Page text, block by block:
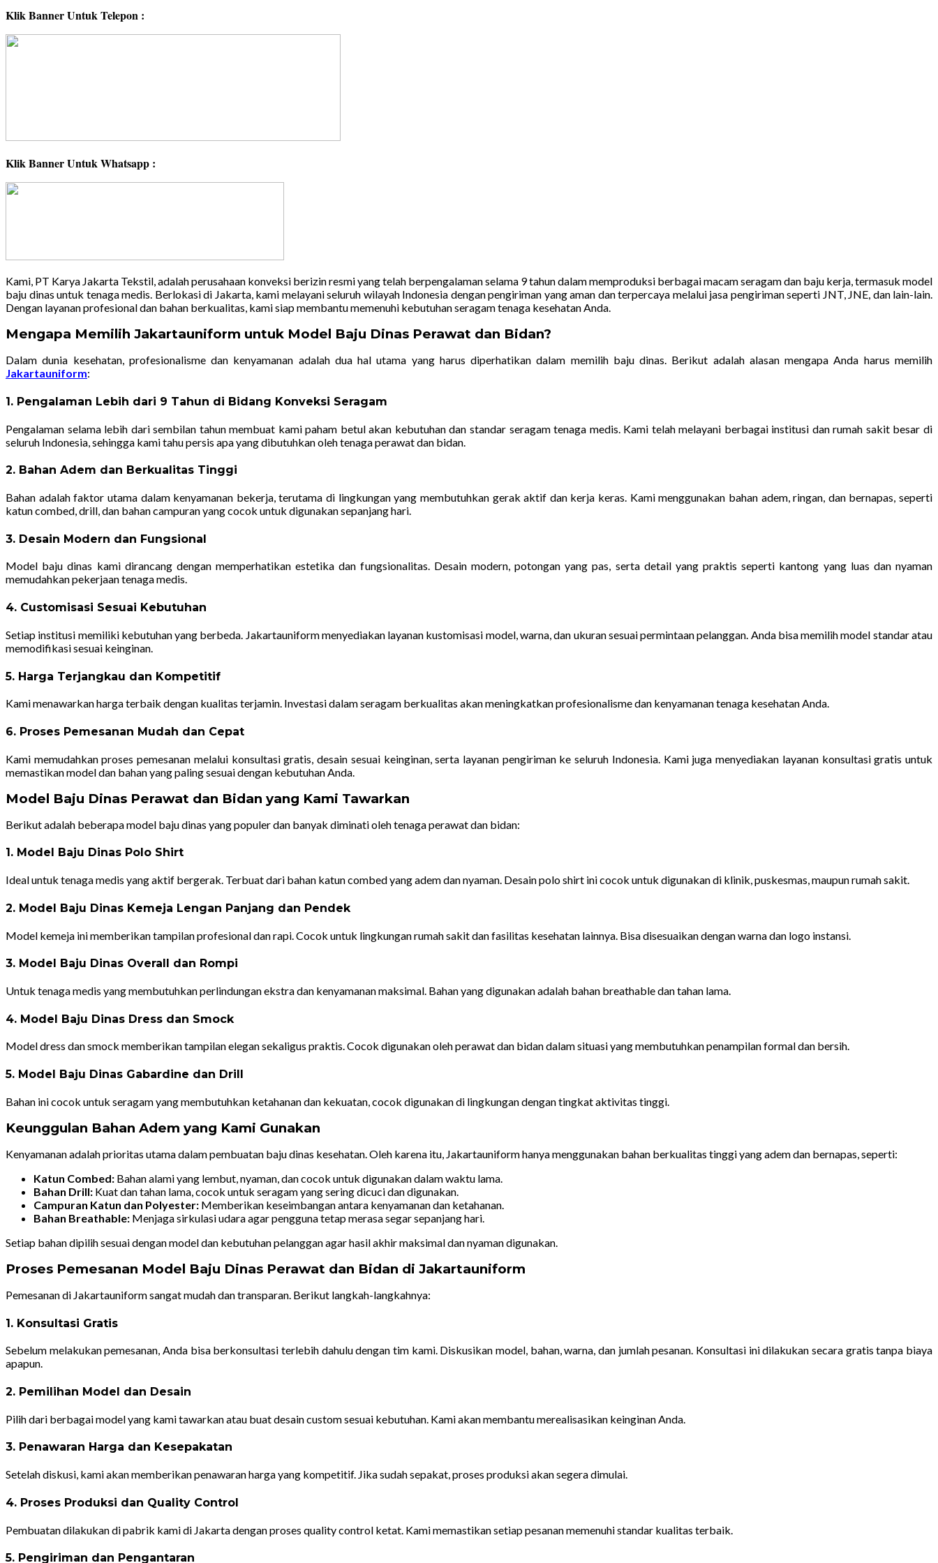
Klik Banner Untuk Telepon :
Klik Banner Untuk Whatsapp :
Kami, PT Karya Jakarta Tekstil, adalah perusahaan konveksi berizin resmi yang telah berpengalaman selama 9 tahun dalam memproduksi berbagai macam seragam dan baju kerja, termasuk model
baju dinas untuk tenaga medis. Berlokasi di Jakarta, kami melayani seluruh wilayah Indonesia dengan pengiriman yang aman dan terpercaya melalui jasa pengiriman seperti JNT, JNE, dan lain-lain.
Dengan layanan profesional dan bahan berkualitas, kami siap membantu memenuhi kebutuhan seragam tenaga kesehatan Anda.
Mengapa Memilih Jakartauniform untuk Model Baju Dinas Perawat dan Bidan?
Dalam dunia kesehatan, profesionalisme dan kenyamanan adalah dua hal utama yang harus diperhatikan dalam memilih baju dinas. Berikut adalah alasan mengapa Anda harus memilih
Jakartauniform:
1. Pengalaman Lebih dari 9 Tahun di Bidang Konveksi Seragam
Pengalaman selama lebih dari sembilan tahun membuat kami paham betul akan kebutuhan dan standar seragam tenaga medis. Kami telah melayani berbagai institusi dan rumah sakit besar di
seluruh Indonesia, sehingga kami tahu persis apa yang dibutuhkan oleh tenaga perawat dan bidan.
2. Bahan Adem dan Berkualitas Tinggi
Bahan adalah faktor utama dalam kenyamanan bekerja, terutama di lingkungan yang membutuhkan gerak aktif dan kerja keras. Kami menggunakan bahan adem, ringan, dan bernapas, seperti
katun combed, drill, dan bahan campuran yang cocok untuk digunakan sepanjang hari.
3. Desain Modern dan Fungsional
Model baju dinas kami dirancang dengan memperhatikan estetika dan fungsionalitas. Desain modern, potongan yang pas, serta detail yang praktis seperti kantong yang luas dan nyaman
memudahkan pekerjaan tenaga medis.
4. Customisasi Sesuai Kebutuhan
Setiap institusi memiliki kebutuhan yang berbeda. Jakartauniform menyediakan layanan kustomisasi model, warna, dan ukuran sesuai permintaan pelanggan. Anda bisa memilih model standar atau
memodifikasi sesuai keinginan.
5. Harga Terjangkau dan Kompetitif
Kami menawarkan harga terbaik dengan kualitas terjamin. Investasi dalam seragam berkualitas akan meningkatkan profesionalisme dan kenyamanan tenaga kesehatan Anda.
6. Proses Pemesanan Mudah dan Cepat
Kami memudahkan proses pemesanan melalui konsultasi gratis, desain sesuai keinginan, serta layanan pengiriman ke seluruh Indonesia. Kami juga menyediakan layanan konsultasi gratis untuk
memastikan model dan bahan yang paling sesuai dengan kebutuhan Anda.
Model Baju Dinas Perawat dan Bidan yang Kami Tawarkan
Berikut adalah beberapa model baju dinas yang populer dan banyak diminati oleh tenaga perawat dan bidan:
1. Model Baju Dinas Polo Shirt
Ideal untuk tenaga medis yang aktif bergerak. Terbuat dari bahan katun combed yang adem dan nyaman. Desain polo shirt ini cocok untuk digunakan di klinik, puskesmas, maupun rumah sakit.
2. Model Baju Dinas Kemeja Lengan Panjang dan Pendek
Model kemeja ini memberikan tampilan profesional dan rapi. Cocok untuk lingkungan rumah sakit dan fasilitas kesehatan lainnya. Bisa disesuaikan dengan warna dan logo instansi.
3. Model Baju Dinas Overall dan Rompi
Untuk tenaga medis yang membutuhkan perlindungan ekstra dan kenyamanan maksimal. Bahan yang digunakan adalah bahan breathable dan tahan lama.
4. Model Baju Dinas Dress dan Smock
Model dress dan smock memberikan tampilan elegan sekaligus praktis. Cocok digunakan oleh perawat dan bidan dalam situasi yang membutuhkan penampilan formal dan bersih.
5. Model Baju Dinas Gabardine dan Drill
Bahan ini cocok untuk seragam yang membutuhkan ketahanan dan kekuatan, cocok digunakan di lingkungan dengan tingkat aktivitas tinggi.
Keunggulan Bahan Adem yang Kami Gunakan
Kenyamanan adalah prioritas utama dalam pembuatan baju dinas kesehatan. Oleh karena itu, Jakartauniform hanya menggunakan bahan berkualitas tinggi yang adem dan bernapas, seperti:
Katun Combed: Bahan alami yang lembut, nyaman, dan cocok untuk digunakan dalam waktu lama.
Bahan Drill: Kuat dan tahan lama, cocok untuk seragam yang sering dicuci dan digunakan.
Campuran Katun dan Polyester: Memberikan keseimbangan antara kenyamanan dan ketahanan.
Bahan Breathable: Menjaga sirkulasi udara agar pengguna tetap merasa segar sepanjang hari.
Setiap bahan dipilih sesuai dengan model dan kebutuhan pelanggan agar hasil akhir maksimal dan nyaman digunakan.
Proses Pemesanan Model Baju Dinas Perawat dan Bidan di Jakartauniform
Pemesanan di Jakartauniform sangat mudah dan transparan. Berikut langkah-langkahnya:
1. Konsultasi Gratis
Sebelum melakukan pemesanan, Anda bisa berkonsultasi terlebih dahulu dengan tim kami. Diskusikan model, bahan, warna, dan jumlah pesanan. Konsultasi ini dilakukan secara gratis tanpa biaya
apapun.
2. Pemilihan Model dan Desain
Pilih dari berbagai model yang kami tawarkan atau buat desain custom sesuai kebutuhan. Kami akan membantu merealisasikan keinginan Anda.
3. Penawaran Harga dan Kesepakatan
Setelah diskusi, kami akan memberikan penawaran harga yang kompetitif. Jika sudah sepakat, proses produksi akan segera dimulai.
4. Proses Produksi dan Quality Control
Pembuatan dilakukan di pabrik kami di Jakarta dengan proses quality control ketat. Kami memastikan setiap pesanan memenuhi standar kualitas terbaik.
5. Pengiriman dan Pengantaran